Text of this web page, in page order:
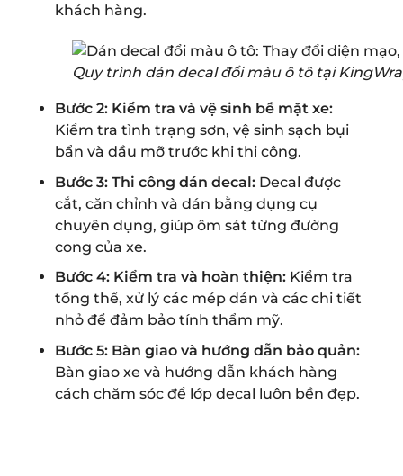
khách hàng.
Quy trình dán decal đổi màu ô tô tại
Bước 2: Kiểm tra và vệ sinh bề mặt xe:
Kiểm tra tình trạng sơn, vệ sinh sạch bụi
bẩn và dầu mỡ trước khi thi công.
Bước 3: Thi công dán decal:Decal được
cắt, căn chỉnh và dán bằng dụng cụ
chuyên dụng, giúp ôm sát từng đường
cong của xe.
Bước 4: Kiểm tra và hoàn thiện:Kiểm tra
tổng thể, xử lý các mép dán và các chi tiết
nhỏ để đảm bảo tính thẩm mỹ.
Bước 5: Bàn giao và hướng dẫn bảo quản:
Bàn giao xe và hướng dẫn khách hàng
cách chăm sóc để lớp decal luôn bền đẹp.